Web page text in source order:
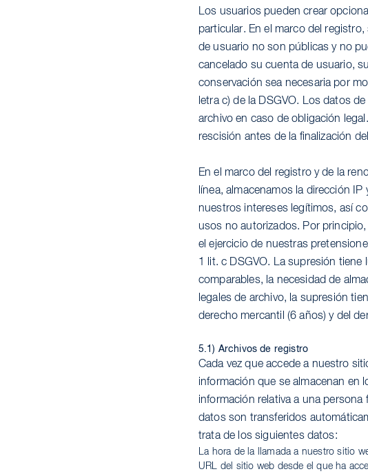
Los usuarios pueden crear
particular. En el marco del
de usuario no son públicas y no
cancelado su cuenta de usuario,
conservación sea necesaria por
letra c) de la DSGVO. Los datos
archivo en caso de obligación
rescisión antes de la finalización
En el marco del registro y de la
línea, almacenamos la dirección
nuestros intereses legítimos, así
usos no autorizados. Por
el ejercicio de nuestras
1 lit. c DSGVO. La supresión tiene
comparables, la necesidad de
legales de archivo, la supresión
derecho mercantil (6 años) y del
5.1) Archivos de registro
Cada vez que accede a nuestro
información que se almacenan en
información relativa a una
datos son transferidos
trata de los siguientes datos:
La hora de la llamada a nuestro sitio
URL del sitio web desde el que ha